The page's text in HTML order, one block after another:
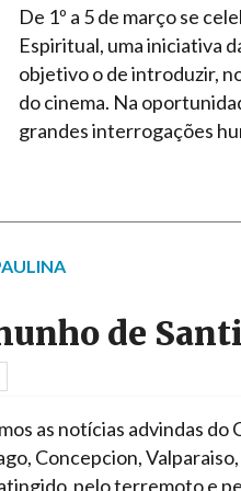
De 1º a 5 de março se
Espiritual, uma iniciativa
objetivo o de introduzir,
do cinema. Na
grandes interrogações
de
as notícias advindas do
Concepcion,
pelo terremoto e